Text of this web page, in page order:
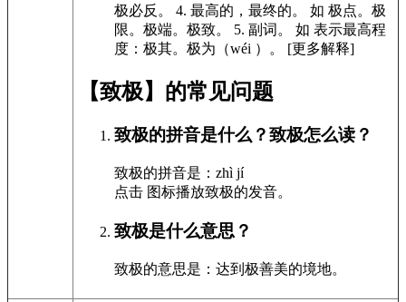
极必反。
4. 最高的，最终的。 如 极点。极
限。极端。极致。
5. 副词。 如 表示最高程
度：极其。极为（wéi ）。
[更多解释]
【致极】的常见问题
致极的拼音是什么？致极怎么读？
致极的拼音是：zhì jí
点击 图标播放致极的发音。
致极是什么意思？
致极的意思是：达到极善美的境地。